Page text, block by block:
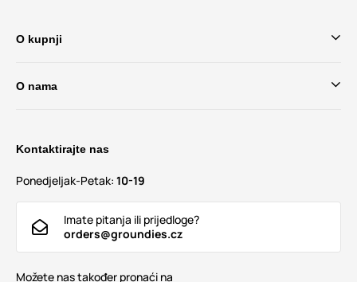
O kupnji
O nama
Kontaktirajte nas
Ponedjeljak-Petak: 10-19
Imate pitanja ili prijedloge?
orders@groundies.cz
Možete nas također pronaći na